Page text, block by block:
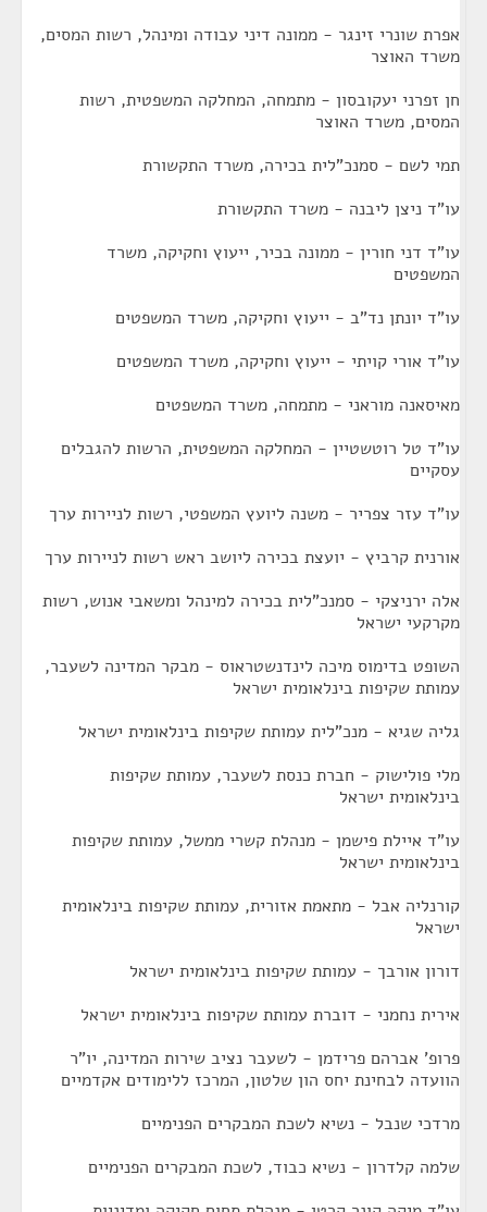
אפרת שונרי זינגר - ממונה דיני עבודה ומינהל, רשות המסים,
משרד האוצר
חן זפרני יעקובסון - מתמחה, המחלקה המשפטית, רשות
המסים, משרד האוצר
תמי לשם - סמנכ"לית בכירה, משרד התקשורת
עו"ד ניצן ליבנה - משרד התקשורת
עו"ד דני חורין - ממונה בכיר, ייעוץ וחקיקה, משרד
המשפטים
עו"ד יונתן נד"ב - ייעוץ וחקיקה, משרד המשפטים
עו"ד אורי קויתי - ייעוץ וחקיקה, משרד המשפטים
מאיסאנה מוראני - מתמחה, משרד המשפטים
עו"ד טל רוטשטיין - המחלקה המשפטית, הרשות להגבלים
עסקיים
עו"ד עזר צפריר - משנה ליועץ המשפטי, רשות לניירות ערך
אורנית קרביץ - יועצת בכירה ליושב ראש רשות לניירות ערך
אלה ירניצקי - סמנכ"לית בכירה למינהל ומשאבי אנוש, רשות
מקרקעי ישראל
השופט בדימוס מיכה לינדנשטראוס - מבקר המדינה לשעבר,
עמותת שקיפות בינלאומית ישראל
גליה שגיא - מנכ"לית עמותת שקיפות בינלאומית ישראל
מלי פולישוק - חברת כנסת לשעבר, עמותת שקיפות
בינלאומית ישראל
עו"ד איילת פישמן - מנהלת קשרי ממשל, עמותת שקיפות
בינלאומית ישראל
קורנליה אבל - מתאמת אזורית, עמותת שקיפות בינלאומית
ישראל
דורון אורבך - עמותת שקיפות בינלאומית ישראל
אירית נחמני - דוברת עמותת שקיפות בינלאומית ישראל
פרופ' אברהם פרידמן - לשעבר נציב שירות המדינה, יו"ר
הוועדה לבחינת יחס הון שלטון, המרכז ללימודים אקדמיים
מרדכי שנבל - נשיא לשכת המבקרים הפנימיים
שלמה קלדרון - נשיא כבוד, לשכת המבקרים הפנימיים